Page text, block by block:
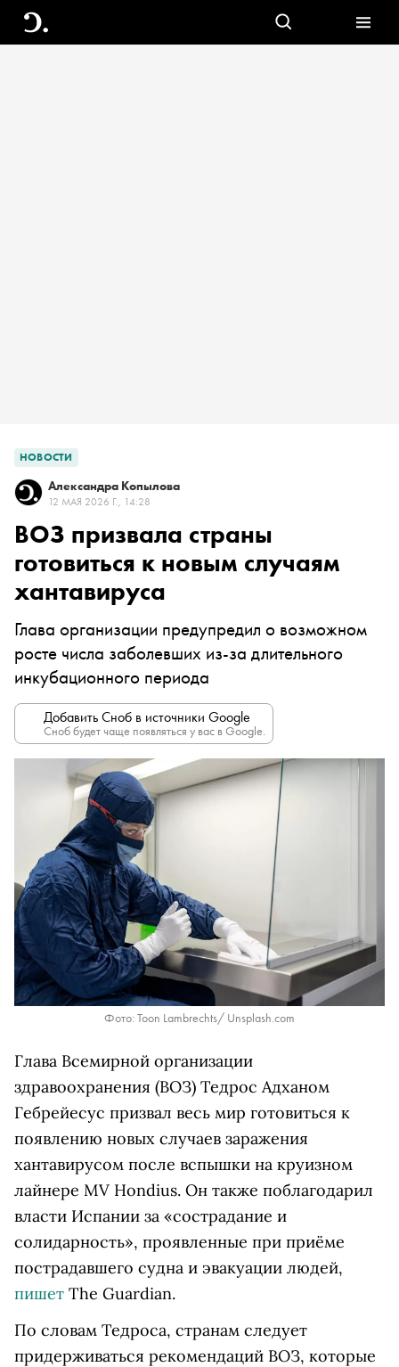
НОВОСТИ
Александра Копылова
12 МАЯ 2026 Г., 14:28
ВОЗ призвала страны
готовиться к новым случаям
хантавируса
Глава организации предупредил о возможном
росте числа заболевших из-за длительного
инкубационного периода
Добавить Сноб в источники Google
Сноб будет чаще появляться у вас в Google.
Фото: Toon Lambrechts/ Unsplash.com
Глава Всемирной организации
здравоохранения (ВОЗ) Тедрос Адханом
Гебрейесус призвал весь мир готовиться к
появлению новых случаев заражения
хантавирусом после вспышки на круизном
лайнере MV Hondius. Он также поблагодарил
власти Испании за «сострадание и
солидарность», проявленные при приёме
пострадавшего судна и эвакуации людей,
пишет The Guardian.
По словам Тедроса, странам следует
придерживаться рекомендаций ВОЗ, которые